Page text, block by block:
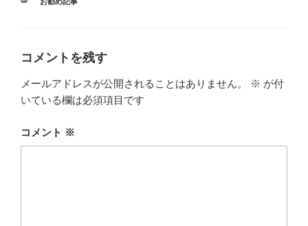
コメントを残す
メールアドレスが公開されることはありません。 ※ が付
いている欄は必須項目です
コメント ※